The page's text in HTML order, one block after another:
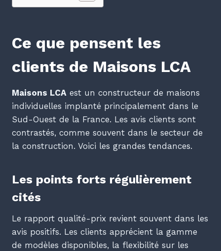
Ce que pensent les
clients de Maisons LCA
Maisons LCA est un constructeur de maisons
individuelles implanté principalement dans le
Sud-Ouest de la France. Les avis clients sont
contrastés, comme souvent dans le secteur de
la construction. Voici les grandes tendances.
Les points forts régulièrement
cités
Le rapport qualité-prix revient souvent dans les
avis positifs. Les clients apprécient la gamme
de modèles disponibles, la flexibilité sur les